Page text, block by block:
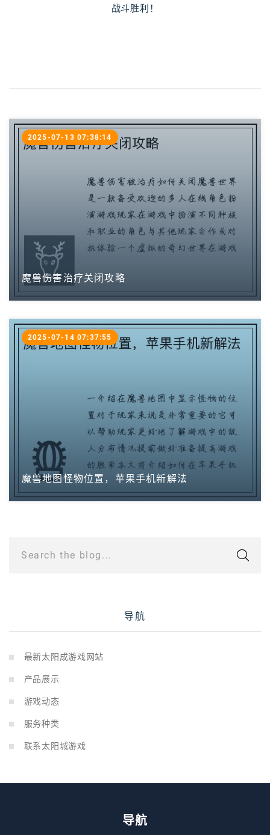
战斗胜利！
魔兽伤害治疗关闭攻略
2025-07-13 07:38:14
魔兽地图怪物位置，苹果手机新解法
2025-07-14 07:37:55
Search the blog...
导航
最新太阳成游戏网站
产品展示
游戏动态
服务种类
联系太阳城游戏
导航